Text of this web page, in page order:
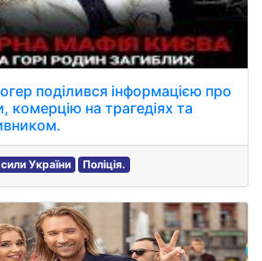
поділився інформацією про
комерцію на трагедіях та
України Поліція.